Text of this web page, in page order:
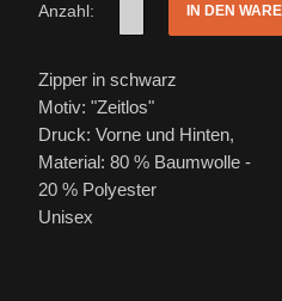
Anzahl: IN DEN
Zipper in schwarz
Motiv: "Zeitlos"
Druck: Vorne und Hinten,
Material: 80 % Baumwolle -
20 % Polyester
Unisex